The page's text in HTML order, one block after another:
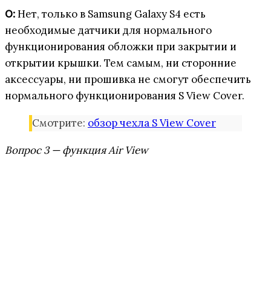
О: Нет, только в Samsung Galaxy S4 есть
необходимые датчики для нормального
функционирования обложки при закрытии и
открытии крышки. Тем самым, ни сторонние
аксессуары, ни прошивка не смогут обеспечить
нормального функционирования S View Cover.
Смотрите: обзор чехла S View Cover
Вопрос 3 — функция Air View